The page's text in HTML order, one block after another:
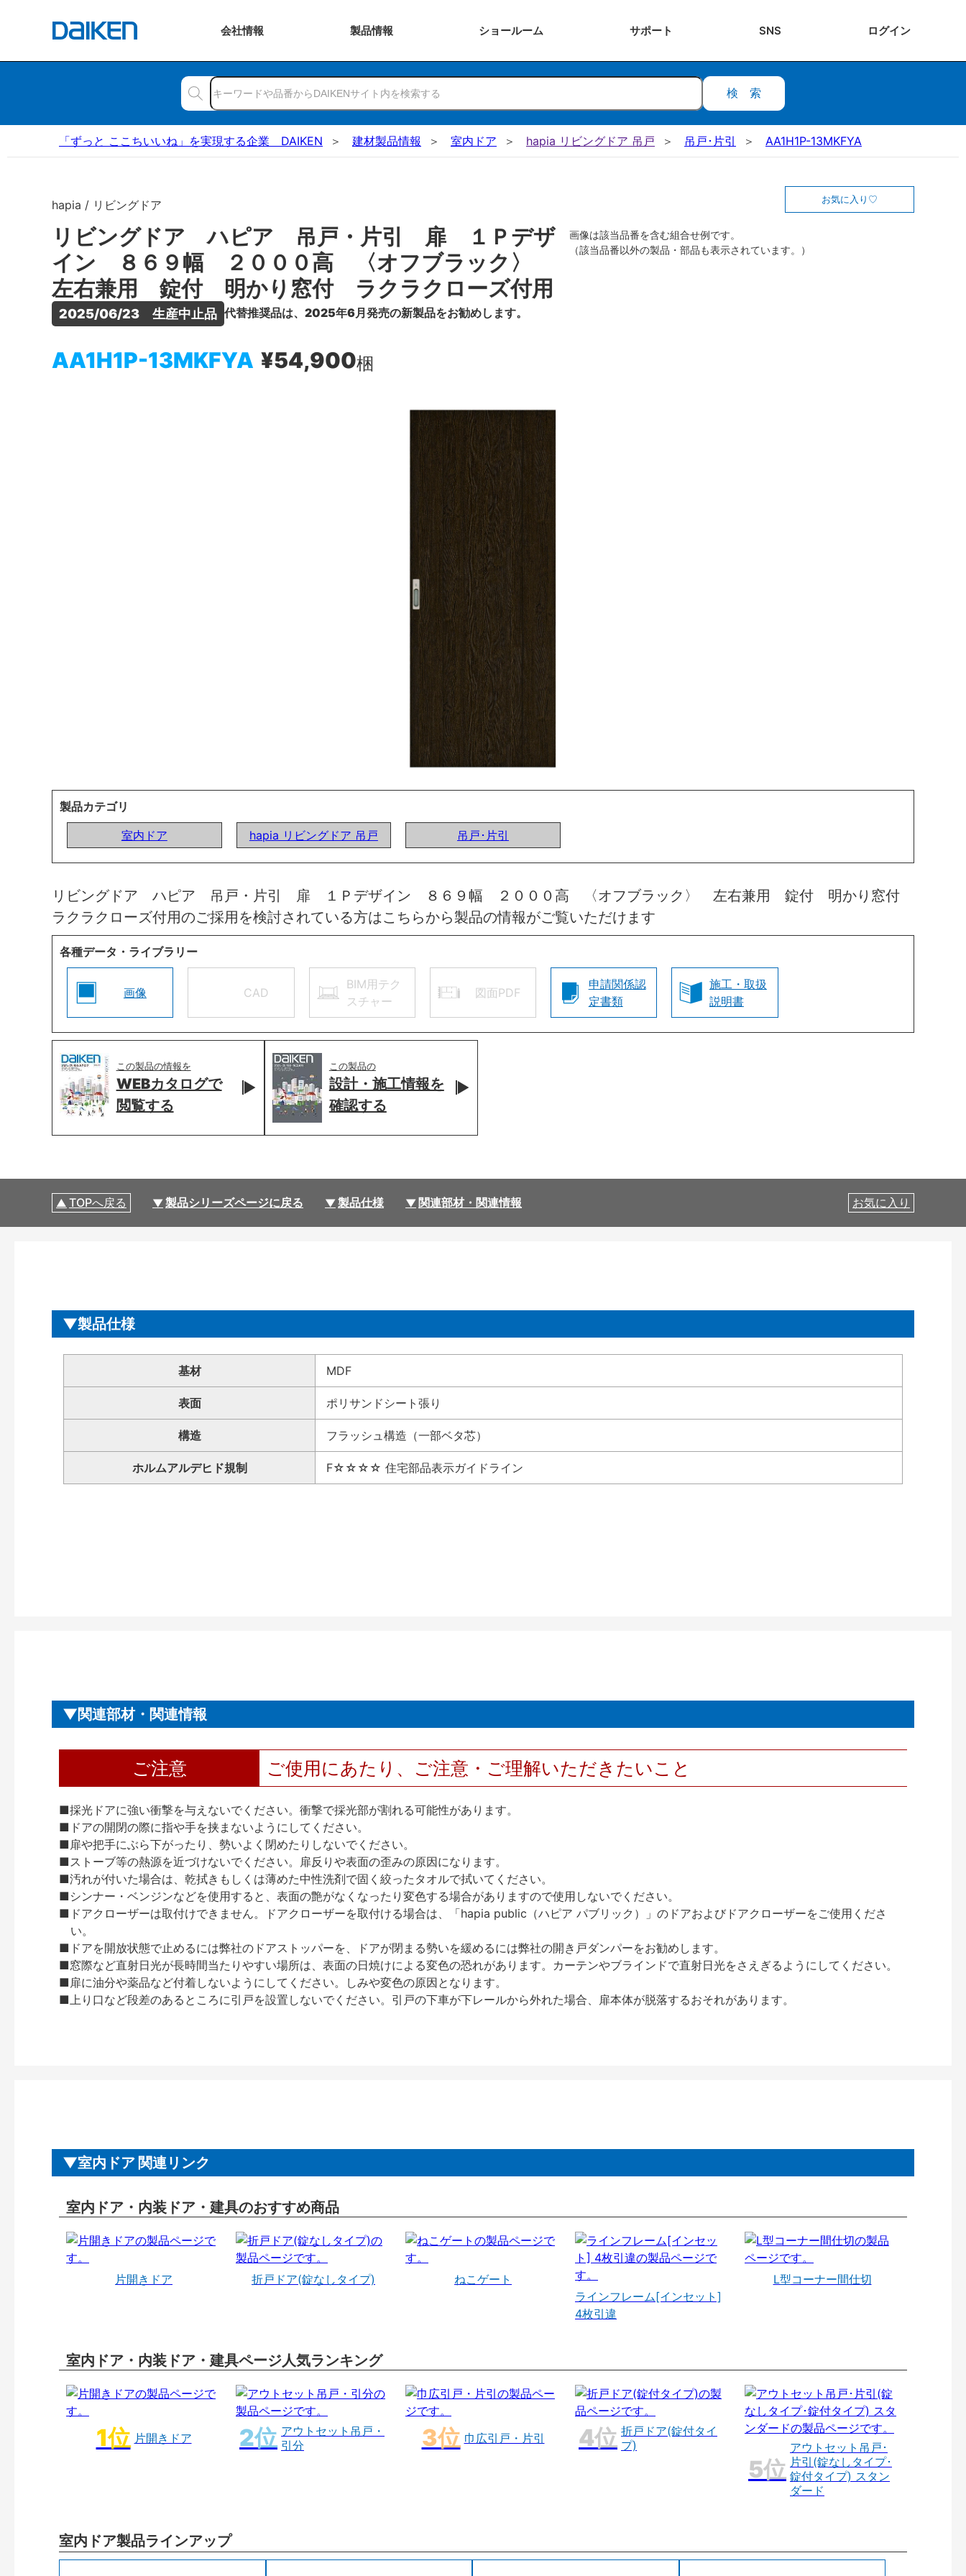
会社情報 製品情報 ショールーム サポート SNS ログイン
検索
「ずっと ここちいいね」を実現する企業 DAIKEN 建材製品情報 室内ドア hapia リビングドア 吊戸 吊戸･片引 AA1H1P-13MKFYA
hapia / リビングドア
リビングドア ハピア 吊戸・片引 扉 １Ｐデザ
イン ８６９幅 ２０００高 〈オフブラック〉
左右兼用 錠付 明かり窓付 ラクラクローズ付用
2025/06/23　生産中止品 代替推奨品は、2025年6月発売の新製品をお勧めします。
AA1H1P-13MKFYA ¥54,900梱
お気に入り
画像は該当品番を含む組合せ例です。
（該当品番以外の製品・部品も表示されています。）
製品カテゴリ
室内ドア
hapia リビングドア 吊戸 吊戸･片引
リビングドア ハピア 吊戸・片引 扉 １Ｐデザイン ８６９幅 ２０００高 〈オフブラック〉 左右兼用 錠付 明かり窓付
ラクラクローズ付用のご採用を検討されている方はこちらから製品の情報がご覧いただけます
各種データ・ライブラリー
画像 CAD
BIM用テク
スチャー
図面PDF
申請関係認
定書類
施工・取扱
説明書
この製品の情報を
WEBカタログで
閲覧する
この製品の
設計・施工情報を
確認する
TOPへ戻る 製品シリーズページに戻る 製品仕様 関連部材・関連情報 お気に入り
製品仕様
基材 MDF
表面 ポリサンドシート張り
構造 フラッシュ構造（一部ベタ芯）
ホルムアルデヒド規制 F☆☆☆☆ 住宅部品表示ガイドライン
関連部材・関連情報
ご注意 ご使用にあたり、ご注意・ご理解いただきたいこと
■採光ドアに強い衝撃を与えないでください。衝撃で採光部が割れる可能性があります。
■ドアの開閉の際に指や手を挟まないようにしてください。
■扉や把手にぶら下がったり、勢いよく閉めたりしないでください。
■ストーブ等の熱源を近づけないでください。扉反りや表面の歪みの原因になります。
■汚れが付いた場合は、乾拭きもしくは薄めた中性洗剤で固く絞ったタオルで拭いてください。
■シンナー・ベンジンなどを使用すると、表面の艶がなくなったり変色する場合がありますので使用しないでください。
■ドアクローザーは取付けできません。ドアクローザーを取付ける場合は、「hapia public（ハピア パブリック）」のドアおよびドアクローザーをご使用くださ
い。
■ドアを開放状態で止めるには弊社のドアストッパーを、ドアが閉まる勢いを緩めるには弊社の開き戸ダンパーをお勧めします。
■窓際など直射日光が長時間当たりやすい場所は、表面の日焼けによる変色の恐れがあります。カーテンやブラインドで直射日光をさえぎるようにしてください。
■扉に油分や薬品など付着しないようにしてください。しみや変色の原因となります。
■上り口など段差のあるところに引戸を設置しないでください。引戸の下車が下レールから外れた場合、扉本体が脱落するおそれがあります。
室内ドア 関連リンク
室内ドア・内装ドア・建具のおすすめ商品
片開きドア 折戸ドア(錠なしタイプ)
ねこゲート
ラインフレーム[インセット]
4枚引違
L型コーナー間仕切
室内ドア・内装ドア・建具ページ人気ランキング
片開きドア
アウトセット吊戸・
引分
巾広引戸・片引
折戸ドア(錠付タイ
プ)
アウトセット吊戸･
片引(錠なしタイプ･
錠付タイプ) スタン
ダード
室内ドア製品ラインアップ